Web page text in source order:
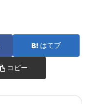
はてブ
コピー